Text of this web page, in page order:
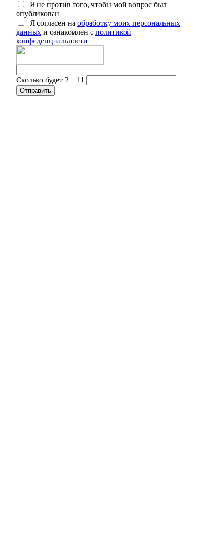
Я не против того, чтобы мой вопрос был
опубликован
Я согласен на обработку моих персональных
данных и ознакомлен с политикой
конфиденциальности
Сколько будет 2 + 11